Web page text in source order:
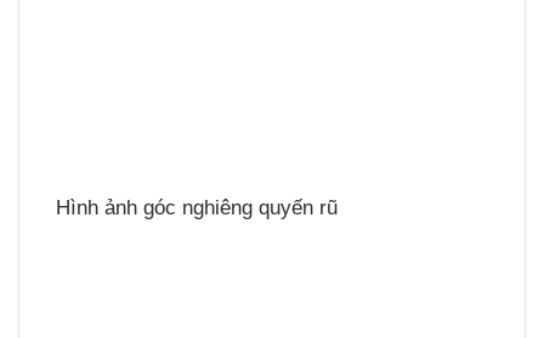
Hình ảnh góc nghiêng quyến rũ